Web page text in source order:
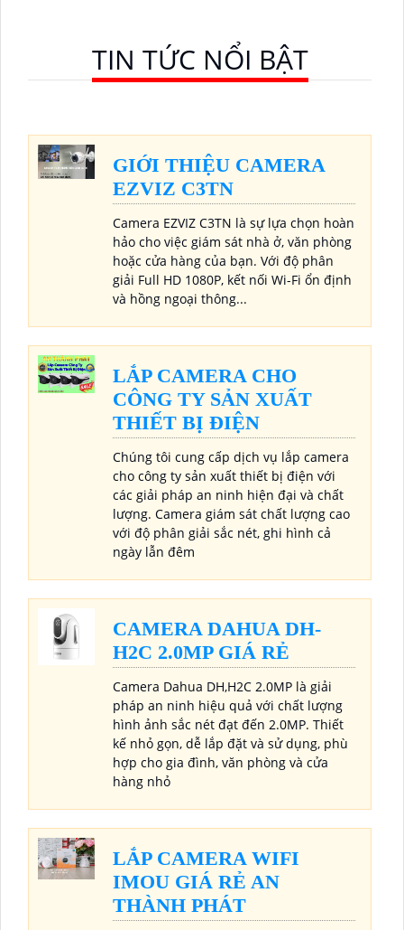
TIN TỨC NỔI BẬT
GIỚI THIỆU CAMERA
EZVIZ C3TN
Camera EZVIZ C3TN là sự lựa chọn hoàn
hảo cho việc giám sát nhà ở, văn phòng
hoặc cửa hàng của bạn. Với độ phân
giải Full HD 1080P, kết nối Wi-Fi ổn định
và hồng ngoại thông...
LẮP CAMERA CHO
CÔNG TY SẢN XUẤT
THIẾT BỊ ĐIỆN
Chúng tôi cung cấp dịch vụ lắp camera
cho công ty sản xuất thiết bị điện với
các giải pháp an ninh hiện đại và chất
lượng. Camera giám sát chất lượng cao
với độ phân giải sắc nét, ghi hình cả
ngày lẫn đêm
CAMERA DAHUA DH-
H2C 2.0MP GIÁ RẺ
Camera Dahua DH,H2C 2.0MP là giải
pháp an ninh hiệu quả với chất lượng
hình ảnh sắc nét đạt đến 2.0MP. Thiết
kế nhỏ gọn, dễ lắp đặt và sử dụng, phù
hợp cho gia đình, văn phòng và cửa
hàng nhỏ
LẮP CAMERA WIFI
IMOU GIÁ RẺ AN
THÀNH PHÁT